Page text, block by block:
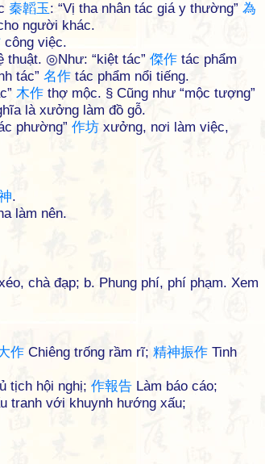
秦韜玉: “Vị tha nhân tác giá y thường” 為
người khác.
công việc.
thuật. ◎Như: “kiệt tác” 傑作 tác phẩm
tác” 名作 tác phẩm nổi tiếng.
木作 thợ mộc. § Cũng như “mộc tượng”
là xưởng làm đồ gỗ.
phường” 作坊 xưởng, nơi làm việc,
.
làm nên.
chà đạp; b. Phung phí, phí phạm. Xem
作 Chiêng trống rầm rĩ; 精神振作 Tinh
tịch hội nghị; 作報告 Làm báo cáo;
tranh với khuynh hướng xấu;